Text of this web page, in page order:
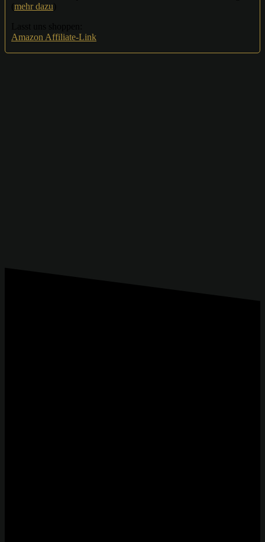
mehr dazu
Amazon Affiliate-Link